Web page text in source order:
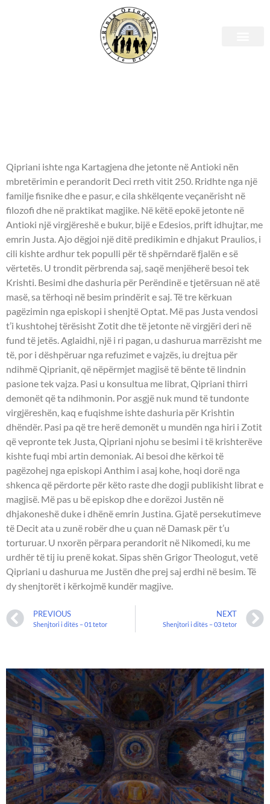
Shenjtori i ditës – 02 tetor
Qipriani ishte nga Kartagjena dhe jetonte në Antioki nën
mbretërimin e perandorit Deci rreth vitit 250. Rridhte nga një
familje fisnike dhe e pasur, e cila shkëlqente veçanërisht në
filozofi dhe në praktikat magjike. Në këtë epokë jetonte në
Antioki një virgjëreshë e bukur, bijë e Edesios, prift idhujtar, me
emrin Justa. Ajo dëgjoi një ditë predikimin e dhjakut Praulios, i
cili kishte ardhur tek populli për të shpërndarë fjalën e së
vërtetës. U trondit përbrenda saj, saqë menjëherë besoi tek
Krishti. Besimi dhe dashuria për Perëndinë e tjetërsuan në atë
masë, sa tërhoqi në besim prindërit e saj. Të tre kërkuan
pagëzimin nga episkopi i shenjtë Optat. Më pas Justa vendosi
t’i kushtohej tërësisht Zotit dhe të jetonte në virgjëri deri në
fund të jetës. Aglaidhi, një i ri pagan, u dashurua marrëzisht me
të, por i dëshpëruar nga refuzimet e vajzës, iu drejtua për
ndihmë Qiprianit, që nëpërmjet magjisë të bënte të lindnin
pasione tek vajza. Pasi u konsultua me librat, Qipriani thirri
demonët që ta ndihmonin. Por asgjë nuk mund të tundonte
virgjëreshën, kaq e fuqishme ishte dashuria për Krishtin
dhëndër. Pasi pa që tre herë demonët u mundën nga hiri i Zotit
që vepronte tek Justa, Qipriani njohu se besimi i të krishterëve
kishte fuqi mbi artin demoniak. Ai besoi dhe kërkoi të
pagëzohej nga episkopi Anthim i asaj kohe, hoqi dorë nga
shkenca që përdorte për këto raste dhe dogji publikisht librat e
magjisë. Më pas u bë episkop dhe e dorëzoi Justën në
dhjakoneshë duke i dhënë emrin Justina. Gjatë persekutimeve
të Decit ata u zunë robër dhe u çuan në Damask për t’u
torturuar. U nxorën përpara perandorit në Nikomedi, ku me
urdhër të tij iu prenë kokat. Sipas shën Grigor Theologut, vetë
Qipriani u dashurua me Justën dhe prej saj erdhi në besim. Të
dy shenjtorët i kërkojmë kundër magjive.
PREVIOUS
Shenjtori i ditës – 01 tetor
NEXT
Shenjtori i ditës – 03 tetor